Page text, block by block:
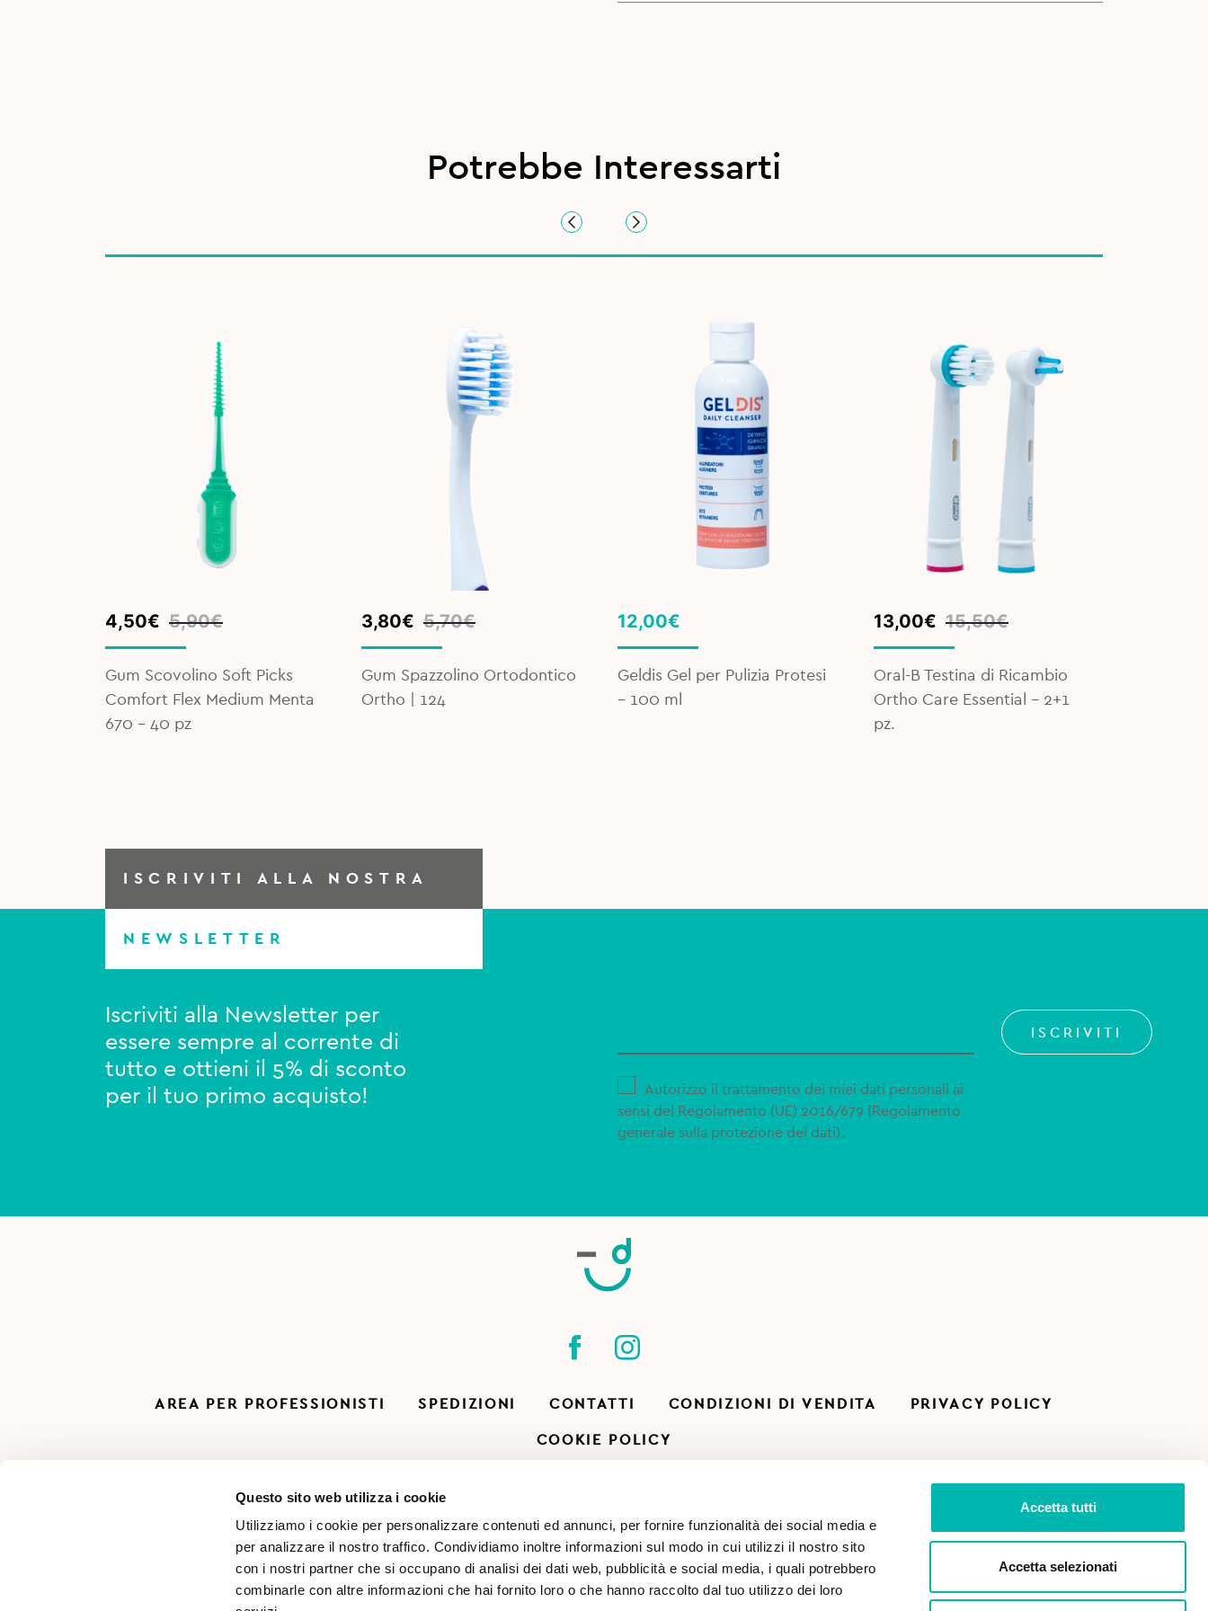
Questo sito web utilizza i cookie
Utilizziamo i cookie per personalizzare contenuti ed annunci, per fornire funzionalità dei social media e
per analizzare il nostro traffico. Condividiamo inoltre informazioni sul modo in cui utilizzi il nostro sito
con i nostri partner che si occupano di analisi dei dati web, pubblicità e social media, i quali potrebbero
combinarle con altre informazioni che hai fornito loro o che hanno raccolto dal tuo utilizzo dei loro
Accetta tutti
Accetta selezionati
Potrebbe Interessarti
5,90€
Original
price
5,90€.
4,50€
Current
price
4,50€.
Gum Scovolino Soft Picks
Comfort Flex Medium Menta
670 - 40 pz
5,70€
Original
price
5,70€.
3,80€
Current
price
3,80€.
Gum Spazzolino Ortodontico
Ortho | 124
12,00€
Geldis Gel per Pulizia Protesi
– 100 ml
15,50€
Original
price
was:
15,50€.
13,00€
Current
price
13,00€.
Oral-B Testina di Ricambio
Ortho Care Essential – 2+1
pz.
ISCRIVITI ALLA NOSTRA
NEWSLETTER
Iscriviti alla Newsletter per
essere sempre al corrente di
tutto e ottieni il 5% di sconto
per il tuo primo acquisto!
Autorizzo il trattamento dei miei dati personali ai
sensi del Regolamento (UE) 2016/679 (Regolamento
generale sulla protezione dei dati).
ISCRIVITI
AREA PER PROFESSIONISTI SPEDIZIONI CONTATTI CONDIZIONI DI VENDITA PRIVACY POLICY
COOKIE POLICY